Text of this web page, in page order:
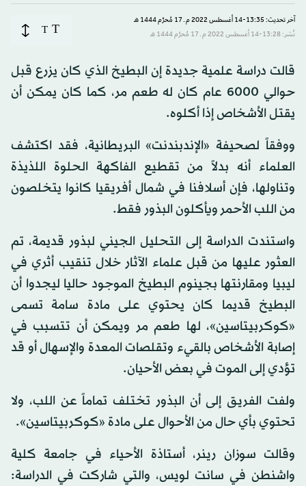
آخر تحديث: 13:35-14 أغسطس 2022 م ـ 17 مُحرَّم 1444 هـ
نُشر: 13:28-14 أغسطس 2022 م ـ 17 مُحرَّم 1444 هـ
T
T
قالت دراسة علمية جديدة إن البطيخ الذي كان يزرع قبل
حوالي 6000 عام كان له طعم مر، كما كان يمكن أن
يقتل الأشخاص إذا أكلوه.
ووفقاً لصحيفة «الإندبندنت» البريطانية، فقد اكتشف
العلماء أنه بدلاً من تقطيع الفاكهة الحلوة اللذيذة
وتناولها، فإن أسلافنا في شمال أفريقيا كانوا يتخلصون
من اللب الأحمر ويأكلون البذور فقط.
واستندت الدراسة إلى التحليل الجيني لبذور قديمة، تم
العثور عليها من قبل علماء الآثار خلال تنقيب أثري في
ليبيا ومقارنتها بجينوم البطيخ الموجود حاليا ليجدوا أن
البطيخ قديما كان يحتوي على مادة سامة تسمى
«كوكربيتاسين»، لها طعم مر ويمكن أن تتسبب في
إصابة الأشخاص بالقيء وتقلصات المعدة والإسهال أو قد
تؤدي إلى الموت في بعض الأحيان.
ولفت الفريق إلى أن البذور تختلف تماماً عن اللب، ولا
تحتوي بأي حال من الأحوال على مادة «كوكربيتاسين».
وقالت سوزان رينر، أستاذة الأحياء في جامعة كلية
واشنطن في سانت لويس، والتي شاركت في الدراسة: